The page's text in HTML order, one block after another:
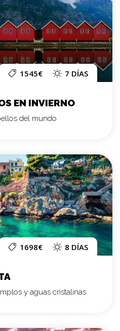
1545€ 7 DÍAS
EN INVIERNO
del mundo
1698€ 8 DÍAS
y aguas cristalinas